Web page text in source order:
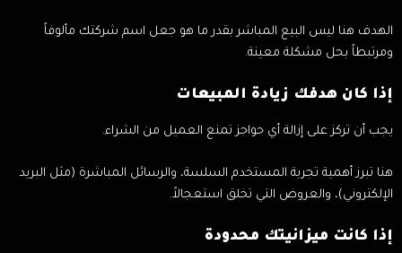
الهدف هنا ليس البيع المباشر بقدر ما هو جعل اسم شركتك مألوفاً
ومرتبطاً بحل مشكلة معينة.
إذا كان هدفك زيادة المبيعات
يجب أن تركز على إزالة أي حواجز تمنع العميل من الشراء.
هنا تبرز أهمية تجربة المستخدم السلسة، والرسائل المباشرة (مثل البريد
الإلكتروني)، والعروض التي تخلق استعجالاً.
إذا كانت ميزانيتك محدودة